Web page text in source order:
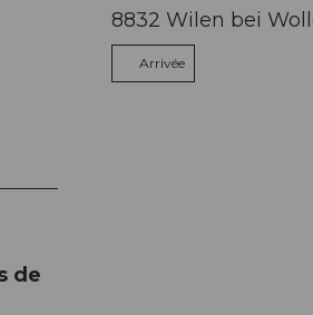
de
8832 Wilen bei
Arrivée